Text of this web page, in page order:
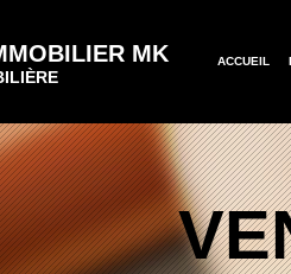
MK ACCUEIL